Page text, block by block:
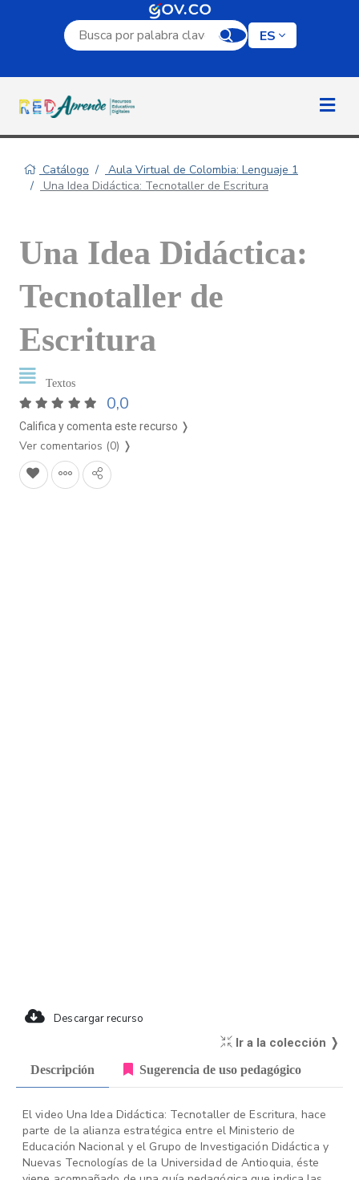
Campo de búsqueda por palabra clave
ES
Catálogo
Aula Virtual de Colombia: Lenguaje 1
Una Idea Didáctica: Tecnotaller de Escritura
Una Idea Didáctica:
Tecnotaller de
Escritura
Textos
0,0
Califica y comenta este recurso ❭
Ver comentarios (0) ❭
Descargar recurso
Ir a la colección ❭
Descripción Sugerencia de uso pedagógico
El video Una Idea Didáctica: Tecnotaller de Escritura, hace
parte de la alianza estratégica entre el Ministerio de
Educación Nacional y el Grupo de Investigación Didáctica y
Nuevas Tecnologías de la Universidad de Antioquia, éste